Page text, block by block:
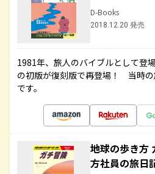
D-Books
2018.12.20 発売
1981年、旅人のバイブルとして登
の初版が復刻版で再登場！ 当時
です。
地球の歩き方
方社員の旅日